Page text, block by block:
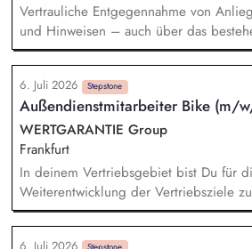
Vertrauliche Entgegennahme von
und Hinweisen – auch über das
Vermittlung bei Konflikten und
Klärungsprozessen. Konzeption und
Schulungen und
Weiterentwicklung von Leitlinien,
Meldesystem. Förderung einer offenen
Beschwerdekultur innerhalb der
6. Juli 2026 Stepstone
Außendienstmitarbeiter Bike (m/
WERTGARANTIE Group
Frankfurt
In deinem Vertriebsgebiet bist Du für
Weiterentwicklung der Vertriebsziele
und motivierst unsere aktiven Partner,
Inhabern, Marktleitern und